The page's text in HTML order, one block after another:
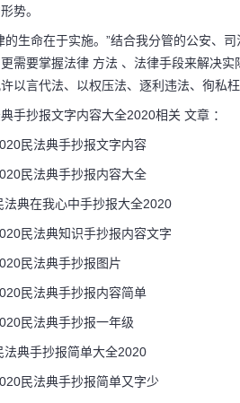
势。
的生命在于实施。”结合我分管的公安、
需要掌握法律 方法 、法律手段来解决
以言代法、以权压法、逐利违法、徇私
手抄报文字内容大全2020相关 文章 ：
民法典手抄报文字内容
民法典手抄报内容大全
典在我心中手抄报大全2020
民法典知识手抄报内容文字
民法典手抄报图片
民法典手抄报内容简单
民法典手抄报一年级
典手抄报简单大全2020
民法典手抄报简单又字少